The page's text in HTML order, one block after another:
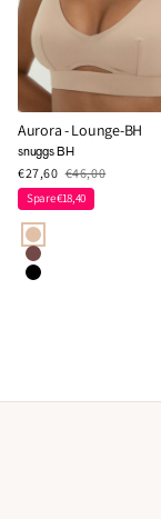
Aurora - Lounge-BH
snuggs BH
€27,60 €46,00
Spare €18,40